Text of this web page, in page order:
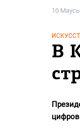
Дені сау ұлт
«Жайық үні»
10
В